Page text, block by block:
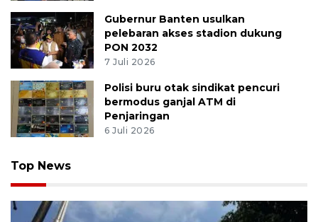
Gubernur Banten usulkan
pelebaran akses stadion dukung
PON 2032
7 Juli 2026
Polisi buru otak sindikat pencuri
bermodus ganjal ATM di
Penjaringan
6 Juli 2026
Top News